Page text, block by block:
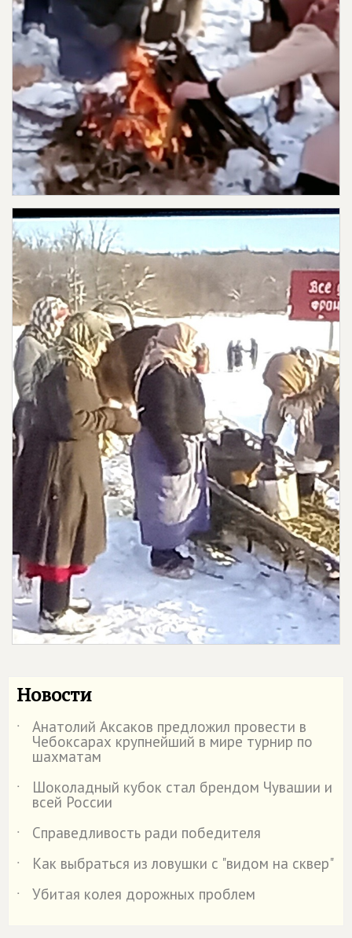
Новости
˙ Анатолий Аксаков предложил провести в
Чебоксарах крупнейший в мире турнир по
шахматам
˙
Шоколадный кубок стал брендом Чувашии и
всей России
˙
Справедливость ради победителя
˙
Как выбраться из ловушки с "видом на сквер"
˙
Убитая колея дорожных проблем